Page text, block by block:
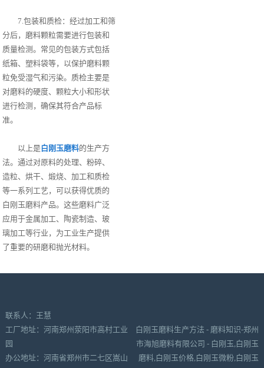
7.包装和质检：经过加工和筛
分后，磨料颗粒需要进行包装和
质量检测。常见的包装方式包括
纸箱、塑料袋等，以保护磨料颗
粒免受湿气和污染。质检主要是
对磨料的硬度、颗粒大小和形状
进行检测，确保其符合产品标
准。
以上是白刚玉磨料的生产方
法。通过对原料的处理、粉碎、
造粒、烘干、煅烧、加工和质检
等一系列工艺，可以获得优质的
白刚玉磨料产品。这些磨料广泛
应用于金属加工、陶瓷制造、玻
璃加工等行业，为工业生产提供
了重要的研磨和抛光材料。
联系人：王慧
工厂地址：河南郑州荥阳市高村工业
园
办公地址：河南省郑州市二七区嵩山
白刚玉磨料生产方法 - 磨料知识-郑州
市海旭磨料有限公司 - 白刚玉,白刚玉
磨料,白刚玉价格,白刚玉微粉,白刚玉